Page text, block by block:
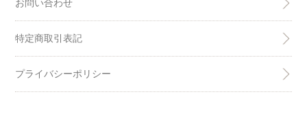
お問い合わせ
特定商取引表記
プライバシーポリシー